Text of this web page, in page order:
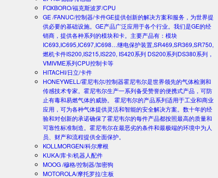
FOXBORO/福克斯波罗/CPU
GE /FANUC/控制器/卡件GE提供创新的解决方案和服务，为世界提
供必要的基础设施。GE产品广泛应用于各个行业。我们是GE的经
销商，提供各种系列的模块和卡。主要产品有：模块
IC693,IC695,IC697,IC698…继电保护装置,SR469,SR369,SR750,
燃机卡件IS200,IS215,IS220, IS420系列 DS200系列DS380系列，
VMIVME系列CPU控制卡等
HITACHI/日立/卡件
HONEYWELL/霍尼韦尔/控制器霍尼韦尔是世界领先的气体检测和
传感技术专家。霍尼韦尔生产一系列备受赞誉的便携式产品，可防
止有毒和易燃气体的威胁。 霍尼韦尔的产品系列适用于工业和商业
应用，可为各种气体提供灵活和智能的安全解决方案。数十年的经
验和对创新的承诺确保了霍尼韦尔的每件产品都按照最高的质量和
可靠性标准制造。霍尼韦尔在最恶劣的条件和最极端的环境中为人
员、财产和流程提供全面保护。
KOLLMORGEN/科尔摩根
KUKA/库卡/机器人配件
MOOG /穆格/控制器/加密狗
MOTOROLA/摩托罗拉/主板